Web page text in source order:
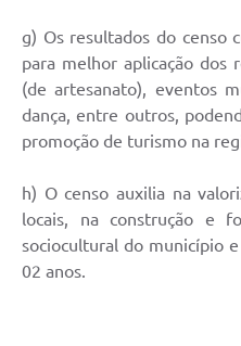
g) Os resultados do censo
para melhor aplicação dos
(de artesanato), eventos
dança, entre outros,
promoção de turismo na
h) O censo auxilia na
locais, na construção e
sociocultural do município
02 anos.